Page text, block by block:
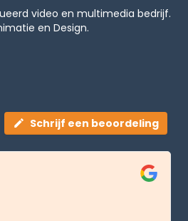
video en multimedia bedrijf.
en Design.
Schrijf een beoordeling